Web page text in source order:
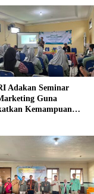
Adakan Seminar
Guna
Kemampuan